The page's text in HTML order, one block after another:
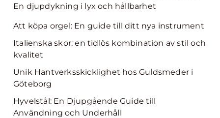
En djupdykning i lyx och hållbarhet
Att köpa orgel: En guide till ditt nya instrument
Italienska skor: en tidlös kombination av stil och
kvalitet
Unik Hantverksskicklighet hos Guldsmeder i
Göteborg
Hyvelstål: En Djupgående Guide till
Användning och Underhåll